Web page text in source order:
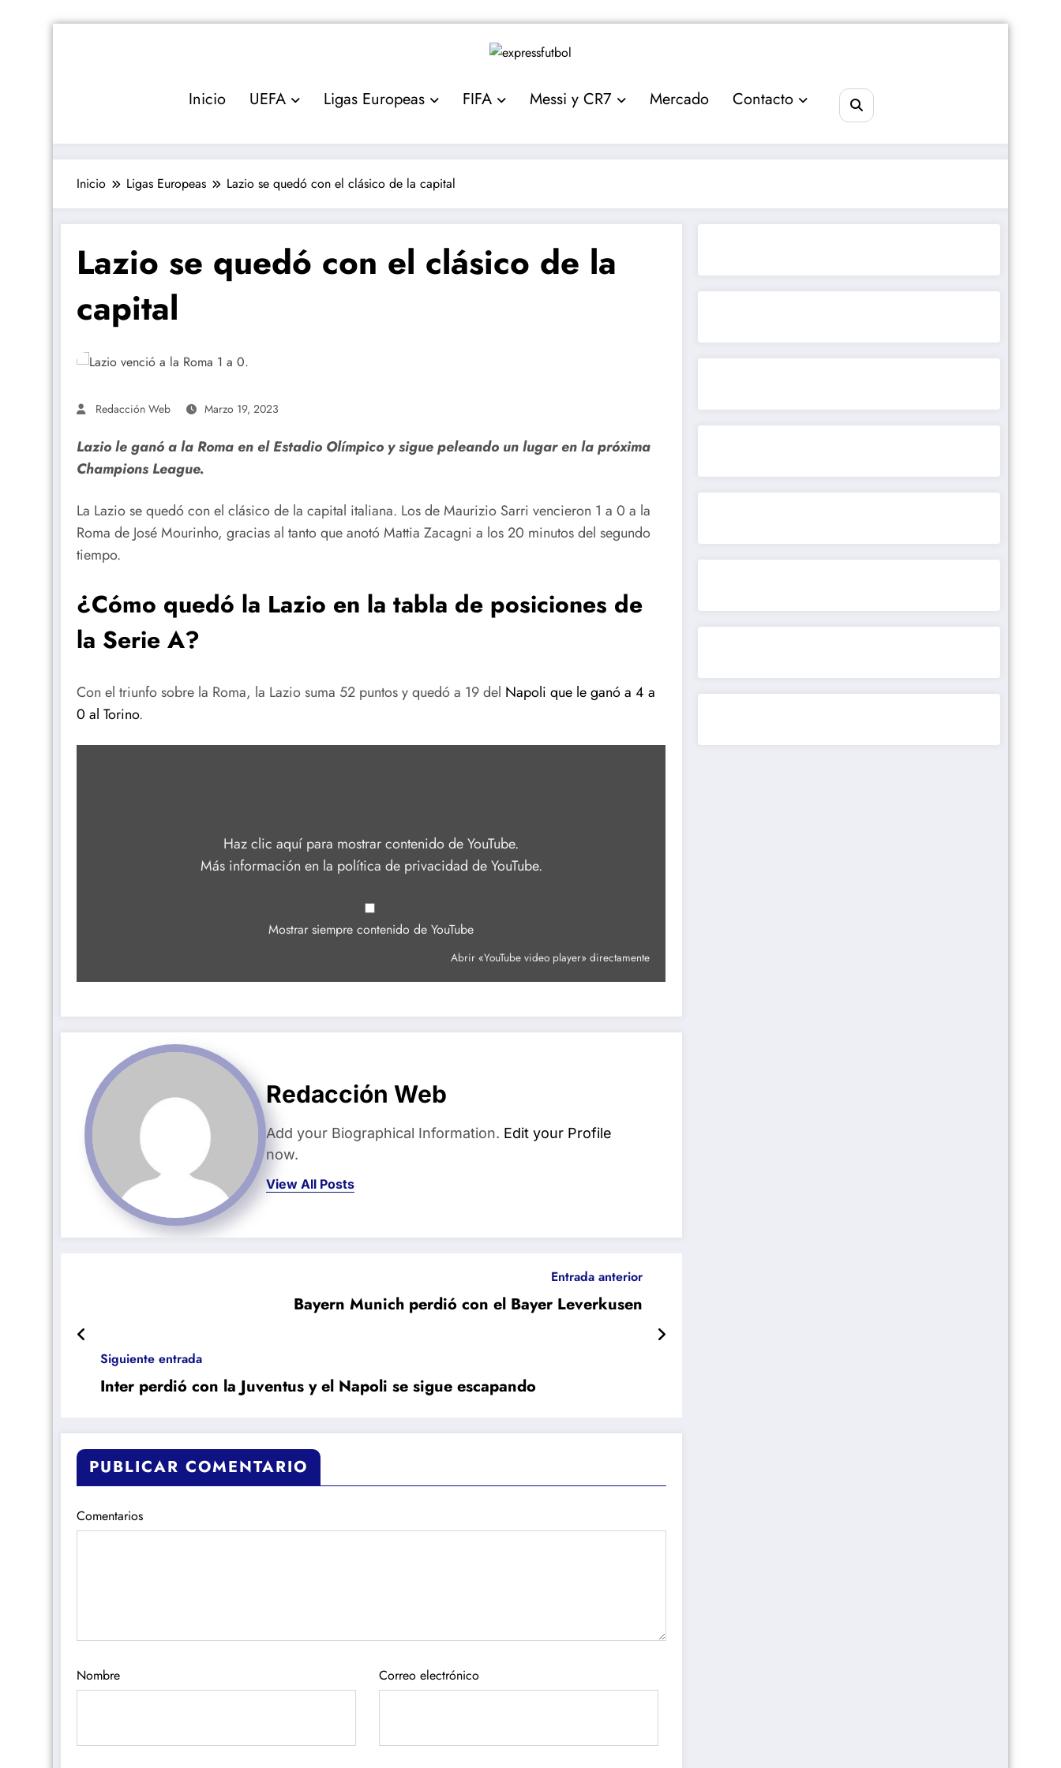
Inicio UEFA Ligas Europeas FIFA Messi y CR7 Mercado Contacto
Inicio Ligas Europeas Lazio se quedó con el clásico de la capital
Lazio se quedó con el clásico de la
capital
Redacción Web Marzo 19, 2023
Lazio le ganó a la Roma en el Estadio Olímpico y sigue peleando un lugar en la próxima
Champions League.
La Lazio se quedó con el clásico de la capital italiana. Los de Maurizio Sarri vencieron 1 a 0 a la
Roma de José Mourinho, gracias al tanto que anotó Mattia Zacagni a los 20 minutos del segundo
tiempo.
¿Cómo quedó la Lazio en la tabla de posiciones de
la Serie A?
Con el triunfo sobre la Roma, la Lazio suma 52 puntos y quedó a 19 del Napoli que le ganó a 4 a
0 al Torino.
Mostrar
Haz clic aquí para mostrar contenido de YouTube.
Más información en la política de privacidad de YouTube.
Mostrar siempre contenido de YouTube
Abrir «YouTube video player» directamente
Redacción Web
Add your Biographical Information. Edit your Profile
now.
View All Posts
Entrada anterior
Bayern Munich perdió con el Bayer Leverkusen
Siguiente entrada
Inter perdió con la Juventus y el Napoli se sigue escapando
PUBLICAR COMENTARIO
Comentarios
Nombre Correo electrónico